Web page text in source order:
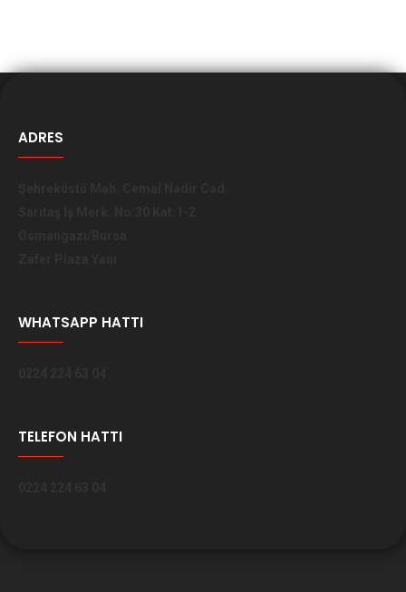
ADRES
WHATSAPP HATTI
TELEFON HATTI